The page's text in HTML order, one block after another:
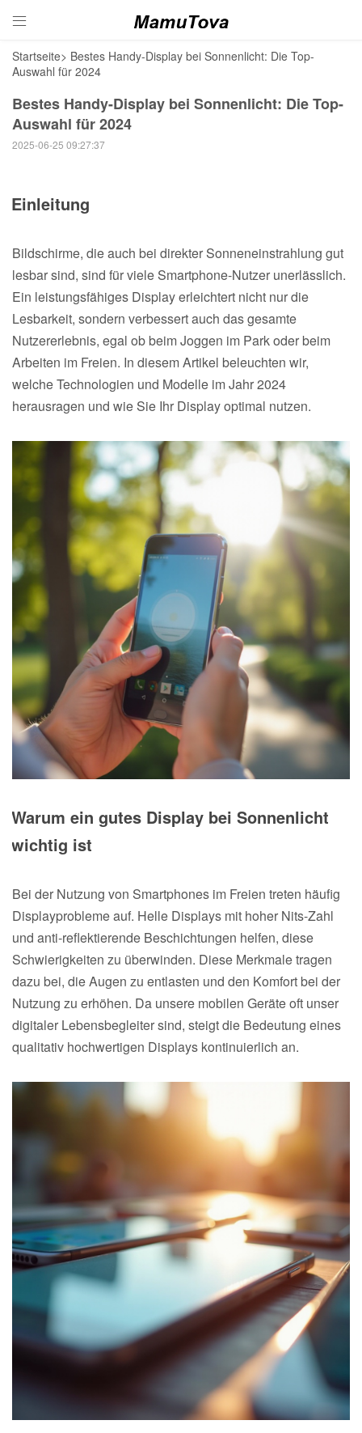

Startseite> Bestes Handy-Display bei Sonnenlicht: Die Top-
Auswahl für 2024
Bestes Handy-Display bei Sonnenlicht: Die Top-
Auswahl für 2024
2025-06-25 09:27:37
Einleitung
Bildschirme, die auch bei direkter Sonneneinstrahlung gut
lesbar sind, sind für viele Smartphone-Nutzer unerlässlich.
Ein leistungsfähiges Display erleichtert nicht nur die
Lesbarkeit, sondern verbessert auch das gesamte
Nutzererlebnis, egal ob beim Joggen im Park oder beim
Arbeiten im Freien. In diesem Artikel beleuchten wir,
welche Technologien und Modelle im Jahr 2024
herausragen und wie Sie Ihr Display optimal nutzen.
Warum ein gutes Display bei Sonnenlicht
wichtig ist
Bei der Nutzung von Smartphones im Freien treten häufig
Displayprobleme auf. Helle Displays mit hoher Nits-Zahl
und anti-reflektierende Beschichtungen helfen, diese
Schwierigkeiten zu überwinden. Diese Merkmale tragen
dazu bei, die Augen zu entlasten und den Komfort bei der
Nutzung zu erhöhen. Da unsere mobilen Geräte oft unser
digitaler Lebensbegleiter sind, steigt die Bedeutung eines
qualitativ hochwertigen Displays kontinuierlich an.